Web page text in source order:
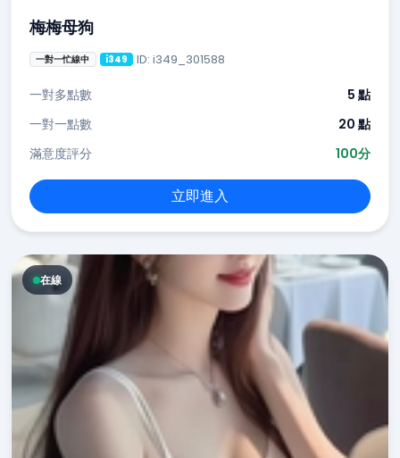
梅梅母狗
一對一忙線中 i349 ID: i349_301588
一對多點數
5 點
一對一點數
20 點
滿意度評分
100分
立即進入
在線